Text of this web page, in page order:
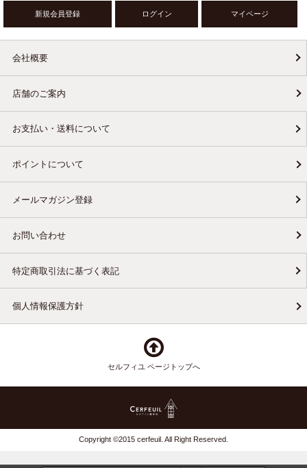
新規会員登録 ログイン マイページ
会社概要
店舗のご案内
お支払い・送料について
ポイントについて
メールマガジン登録
お問い合わせ
特定商取引法に基づく表記
個人情報保護方針
セルフィユ ページトップへ
Copyright ©2015 cerfeuil. All Right Reserved.